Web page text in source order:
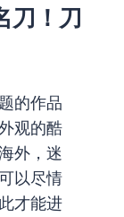
刀！刀
的作品
观的酷
外，迷
以尽情
才能进